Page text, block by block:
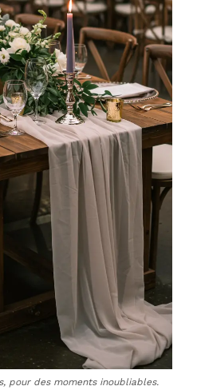
pour des moments inoubliables.